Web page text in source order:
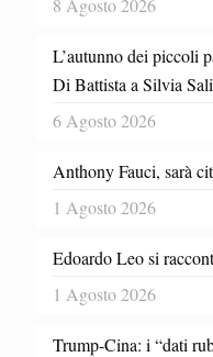
8 Agosto 2026
L’autunno dei piccoli
Di Battista a Silvia
6 Agosto 2026
Anthony Fauci, sarà
1 Agosto 2026
Edoardo Leo si
1 Agosto 2026
Trump-Cina: i “dati